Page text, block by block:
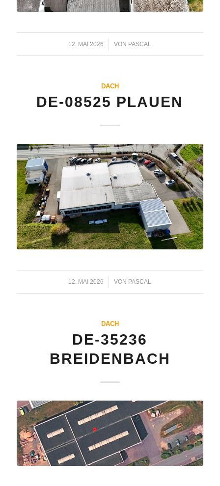
12. MAI 2026
/ VON PASCAL
DACH
DE-08525 PLAUEN
12. MAI 2026
/ VON PASCAL
DACH
DE-35236
BREIDENBACH